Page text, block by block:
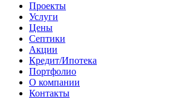
Проекты
Услуги
Цены
Септики
Акции
Кредит/Ипотека
Портфолио
О компании
Контакты